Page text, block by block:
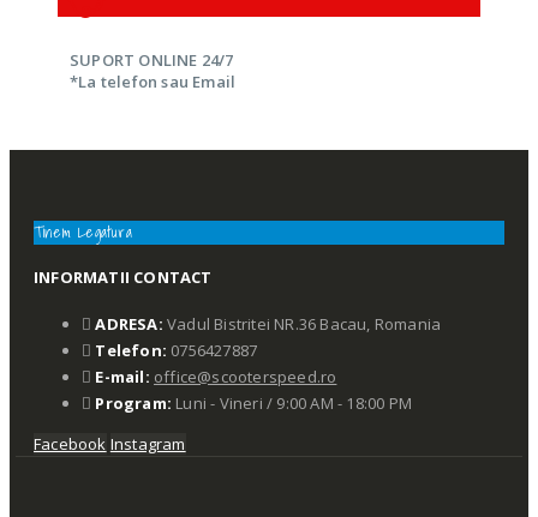
SUPORT ONLINE 24/7
*La telefon sau Email
Tinem Legatura
INFORMATII CONTACT
ADRESA: Vadul Bistritei NR.36 Bacau, Romania
Telefon: 0756427887
E-mail: office@scooterspeed.ro
Program: Luni - Vineri / 9:00 AM - 18:00 PM
Facebook Instagram